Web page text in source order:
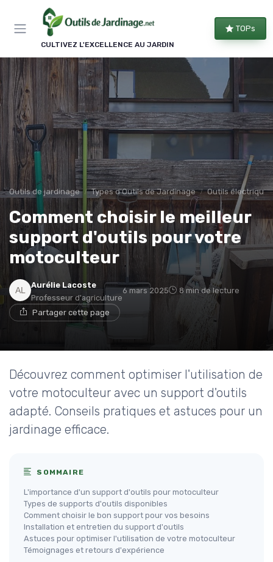
CULTIVEZ L'EXCELLENCE AU JARDIN
TOPs
Outils de jardinage Types d'Outils de Jardinage Outils électriques
Comment choisir le meilleur
support d'outils pour votre
motoculteur
Aurélie Lacoste
Professeur d'agriculture
6 mars 2025 8 min de lecture
Partager cette page
Découvrez comment optimiser l'utilisation de
votre motoculteur avec un support d'outils
adapté. Conseils pratiques et astuces pour un
jardinage efficace.
SOMMAIRE
L'importance d'un support d'outils pour motoculteur
Types de supports d'outils disponibles
Comment choisir le bon support pour vos besoins
Installation et entretien du support d'outils
Astuces pour optimiser l'utilisation de votre motoculteur
Témoignages et retours d'expérience
Panneau de gestion des cookies